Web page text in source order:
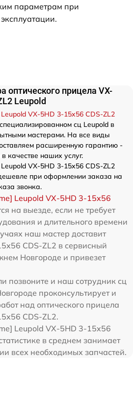
параметрам при
оптического прицела VX-
Leupold
VX-5HD 3-15x56 CDS-ZL2
сц Leupold в
мастерами. На все виды
расширенную гарантию -
качестве наших услуг.
VX-5HD 3-15x56 CDS-ZL2
при оформлении заказа на
звонка.
Leupold VX-5HD 3-15x56
на выезде, если не требует
и длительного времени
наш мастер доставит
CDS-ZL2 в сервисный
Новгороде и привезет
позвоните и наш сотрудник сц
проконсультирует и
над оптического прицела
CDS-ZL2.
Leupold VX-5HD 3-15x56
в среднем занимает
всех необходимых запчастей.